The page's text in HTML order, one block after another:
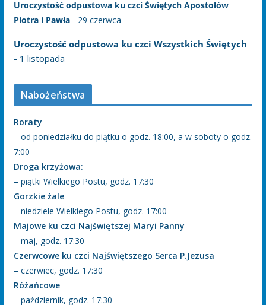
Uroczystość odpustowa ku czci Świętych Apostołów
Piotra i Pawła- 29 czerwca
Uroczystość odpustowa ku czci Wszystkich Świętych
- 1 listopada
Nabożeństwa
Roraty
– od poniedziałku do piątku o godz. 18:00, a w soboty o godz.
7:00
Droga krzyżowa:
– piątki Wielkiego Postu, godz. 17:30
Gorzkie żale
– niedziele Wielkiego Postu, godz. 17:00
Majowe ku czci Najświętszej Maryi Panny
– maj, godz. 17:30
Czerwcowe ku czci Najświętszego Serca P.Jezusa
– czerwiec, godz. 17:30
Różańcowe
– październik, godz. 17:30